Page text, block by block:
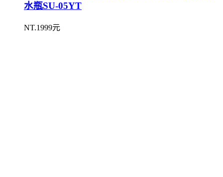
水瓶SU-05YT
NT.1999元